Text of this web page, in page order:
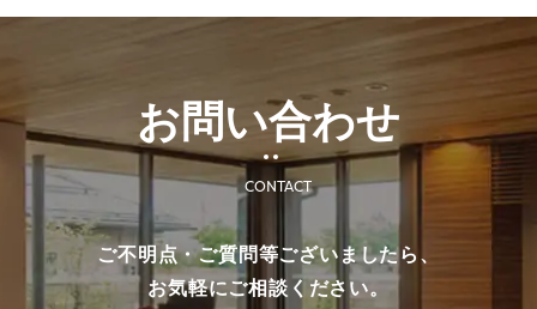
のみ対象とさせていだきます。
工事をご検討されているお客様のみ対象と
させていただきます。
・プレゼントは、1名様（1家族様）1回限
りとさせていただきます。
・過去に資料請求などでプレゼントさせて
いただいた方は対象外とさせていただきま
す。
・未成年者様のみのご来場は対象外とさせ
お問い合わせ
CONTACT
ご不明点・ご質問等ございましたら、
お気軽にご相談ください。